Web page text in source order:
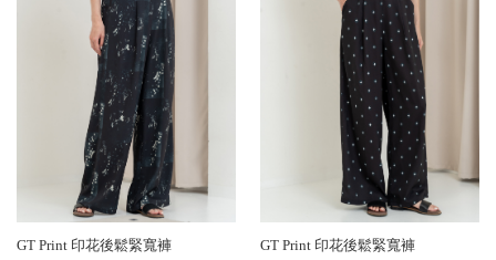
GT Print 印花後鬆緊寬褲 GT Print 印花後鬆緊寬褲